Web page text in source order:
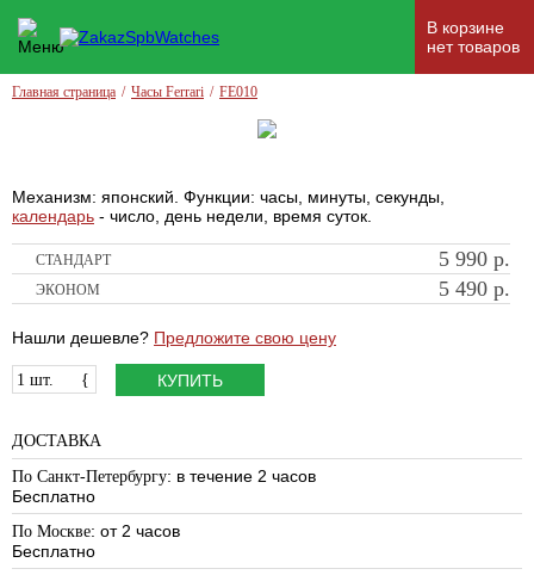
Главная страница / Часы Ferrari / FE010
Механизм: японский. Функции: часы, минуты, секунды,
календарь - число, день недели, время суток.
СТАНДАРТ 5 990 р.
ЭКОНОМ 5 490 р.
Нашли дешевле? Предложите свою цену
{
1 шт. КУПИТЬ
ДОСТАВКА
По Санкт-Петербургу: в течение 2 часов
Бесплатно
По Москве: от 2 часов
Бесплатно
В корзине
нет товаров